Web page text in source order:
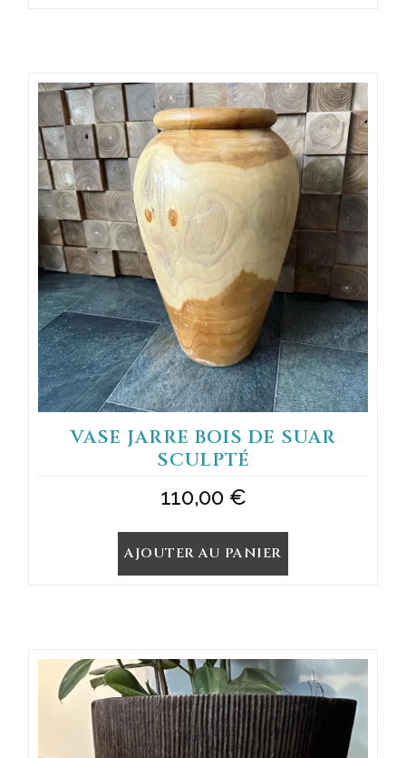
VASE JARRE BOIS DE SUAR
SCULPTÉ
110,00 €
AJOUTER AU PANIER